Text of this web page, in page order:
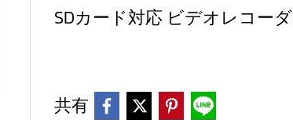
SDカード対応 ビデオレコー
共有